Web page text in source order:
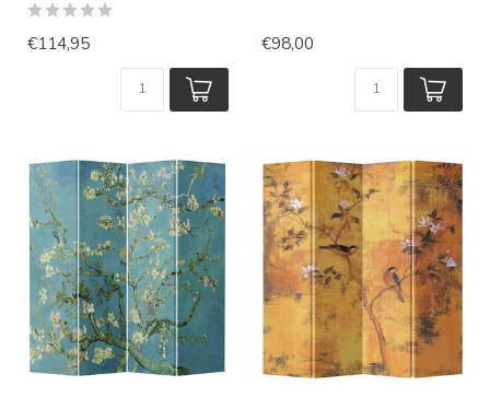
€114,95 €98,00